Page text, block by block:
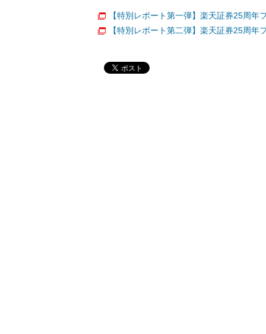
【特別レポート第一弾】楽天証券25周年
【特別レポート第二弾】楽天証券25周年